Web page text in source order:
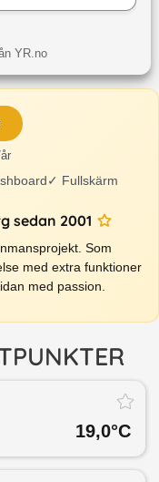
YR.no
✓ Fullskärm
sedan 2001
Som
med extra funktioner
med passion.
19,0°C